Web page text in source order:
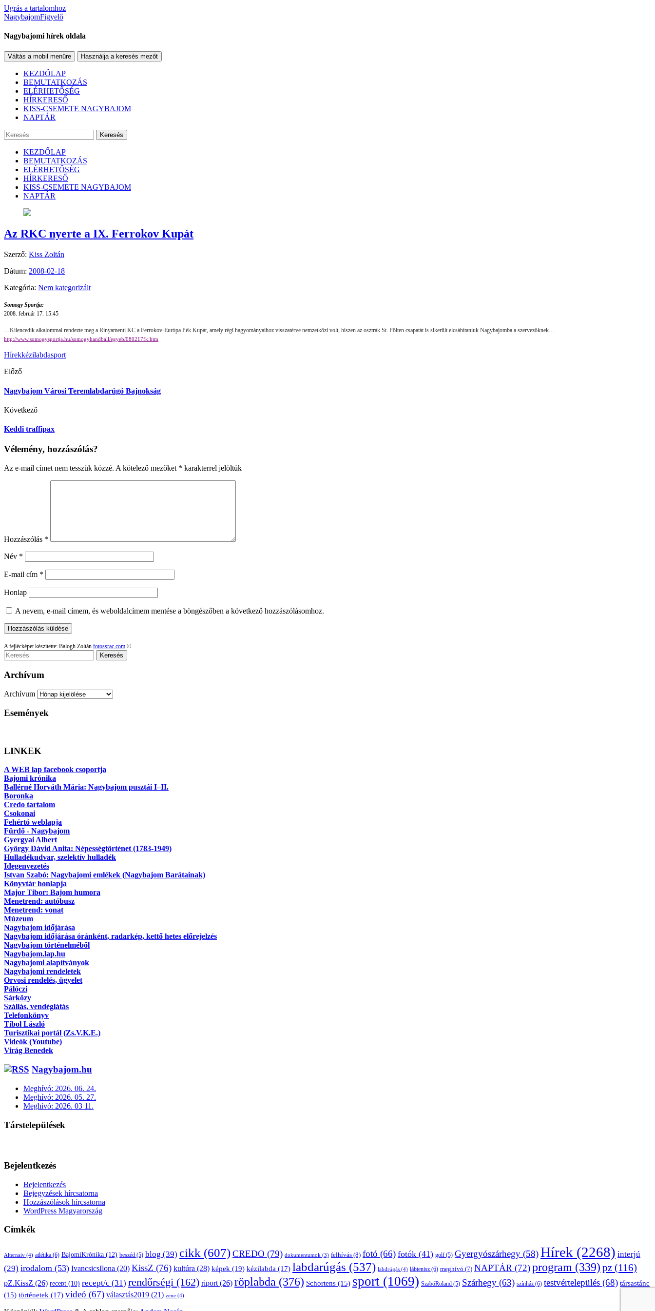
Ugrás a tartalomhoz
NagybajomFigyelő
Nagybajomi hírek oldala
Váltás a mobil menüre Használja a keresés mezőt
KEZDŐLAP
BEMUTATKOZÁS
ELÉRHETŐSÉG
HÍRKERESŐ
KISS-CSEMETE NAGYBAJOM
NAPTÁR
Keresés
KEZDŐLAP
BEMUTATKOZÁS
ELÉRHETŐSÉG
HÍRKERESŐ
KISS-CSEMETE NAGYBAJOM
NAPTÁR
Az RKC nyerte a IX. Ferrokov Kupát
Szerző: Kiss Zoltán
Dátum: 2008-02-18
Kategória: Nem kategorizált
Somogy Sportja:
2008. február 17. 15:45
…Kilencedik alkalommal rendezte meg a Rinyamenti KC a Ferrokov-Európa Pék Kupát, amely régi hagyományaihoz visszatérve nemzetközi volt, hiszen az osztrák St. Pölten csapatát is sikerült elcsábítaniuk Nagybajomba a szervezőknek…
http://www.somogysportja.hu/somogyhandball/egyeb/080217fk.htm
Hírekkézilabdasport
Előző
Nagybajom Városi Teremlabdarúgó Bajnokság
Következő
Keddi traffipax
Vélemény, hozzászólás?
Az e-mail címet nem tesszük közzé. A kötelező mezőket * karakterrel jelöltük
Hozzászólás *
Név *
E-mail cím *
Honlap
A nevem, e-mail címem, és weboldalcímem mentése a böngészőben a következő hozzászólásomhoz.
A fejlécképet készítette: Balogh Zoltán fotossrac.com ©
Keresés
Archívum
Archívum
Események
LINKEK
A WEB lap facebook csoportja
Bajomi krónika
Ballérné Horváth Mária: Nagybajom pusztái I–II.
Boronka
Credo tartalom
Csokonai
Fehértó weblapja
Fürdő - Nagybajom
Gyergyai Albert
György Dávid Anita: Népességtörténet (1783-1949)
Hulladékudvar, szelektív hulladék
Idegenvezetés
Istvan Szabó: Nagybajomi emlékek (Nagybajom Barátainak)
Könyvtár honlapja
Major Tibor: Bajom humora
Menetrend: autóbusz
Menetrend: vonat
Múzeum
Nagybajom időjárása
Nagybajom időjárása óránként, radarkép, kettő hetes előrejelzés
Nagybajom történelméből
Nagybajom.lap.hu
Nagybajomi alapítványok
Nagybajomi rendeletek
Orvosi rendelés, ügyelet
Pálóczi
Sárközy
Szállás, vendéglátás
Telefonkönyv
Tibol László
Turisztikai portál (Zs.V.K.E.)
Videók (Youtube)
Virág Benedek
Nagybajom.hu
Meghívó: 2026. 06. 24.
Meghívó: 2026. 05. 27.
Meghívó: 2026. 03 11.
Társtelepülések
Bejelentkezés
Bejelentkezés
Bejegyzések hírcsatorna
Hozzászólások hírcsatorna
WordPress Magyarország
Címkék
Alternaiv (4) atlétika (6) BajomiKrónika (12) beszéd (5) blog (39) cikk (607)CREDO (79) dokumentumok (3) felhívás (8) fotó (66) fotók (41) golf (5) Gyergyószárhegy (58)Hírek (2268) interjú
(29) irodalom (53) IvancsicsIlona (20) KissZ (76) kultúra (28) képek (19) kézilabda (17) labdarúgás (537) labdrúgás (4) lábtenisz (6) meghívó (7) NAPTÁR (72)program (339) pz (116)
pZ.KissZ (26) recept (10) recept/c (31) rendőrségi (162) riport(26) röplabda (376) Schortens (15) sport (1069) SzabóRoland (5) Szárhegy (63) színház (6) testvértelepülés (68) társastánc
(15) történetek (17) videó (67) választás2019 (21) zene (4)